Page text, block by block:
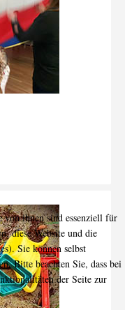
von ihnen sind essenziell für
diese Website und die
Sie können selbst
Bitte beachten Sie, dass bei
der Seite zur